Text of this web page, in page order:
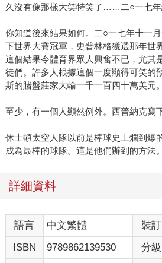
久沒有像那樣大笑特笑了……二○一七年
你知道後來結果如何。二○一七年十一
下世界大賽冠軍，史普林格獲選那年世
這個結果令體育界眾人興奮不已，尤其
徒們。許多人根據這個一度顯得可笑的
斯的賭盤莊家大輸一千一百四十萬美元。
至少，有一個人顯然例外。西普納克寫
休士頓太空人隊以前是棒球史上爛到爆
成為最棒的球隊。這是他們辦到的方法。
詳細資料
語言 中文繁體
裝訂
ISBN
9789862139530 分級